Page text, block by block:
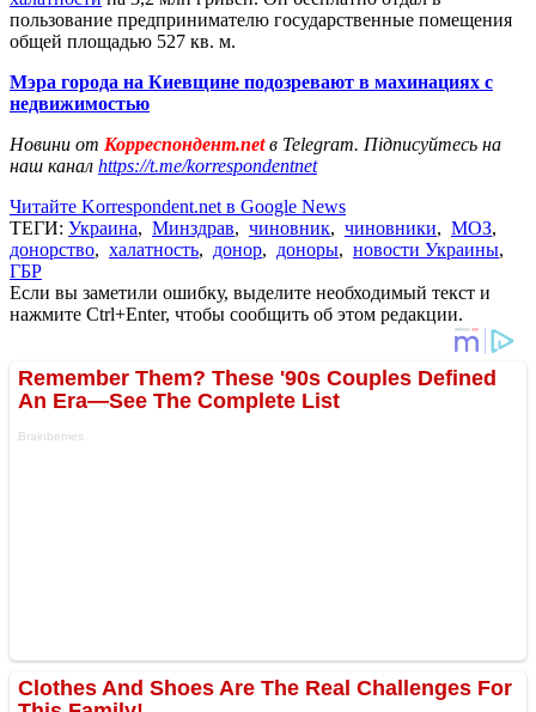
пользование предпринимателю государственные помещения
общей площадью 527 кв. м.
Мэра города на Киевщине подозревают в махинациях с
недвижимостью
Новини от Корреспондент.netв Telegram. Підписуйтесь на
наш канал https://t.me/korrespondentnet
Читайте Korrespondent.net в Google News
ТЕГИ: Украина, Минздрав, чиновник, чиновники, МОЗ,
донорство, халатность, донор, доноры, новости Украины,
ГБР
Если вы заметили ошибку, выделите необходимый текст и
нажмите Ctrl+Enter, чтобы сообщить об этом редакции.